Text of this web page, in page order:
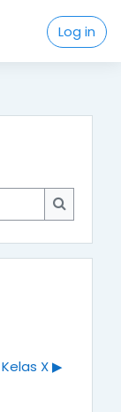
Log in
Search
X ▶︎